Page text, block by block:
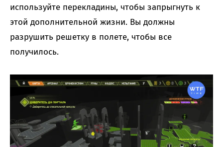
используйте перекладины, чтобы запрыгнуть к
этой дополнительной жизни. Вы должны
разрушить решетку в полете, чтобы все
получилось.